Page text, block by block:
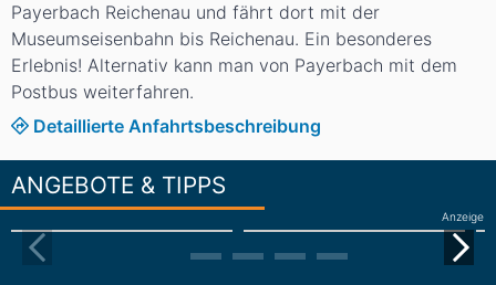
Payerbach Reichenau und fährt dort mit der
Museumseisenbahn bis Reichenau. Ein besonderes
Erlebnis! Alternativ kann man von Payerbach mit dem
Postbus weiterfahren.
Detaillierte Anfahrtsbeschreibung
ANGEBOTE & TIPPS
Anzeige